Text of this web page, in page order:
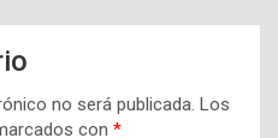
no será publicada. Los
con *